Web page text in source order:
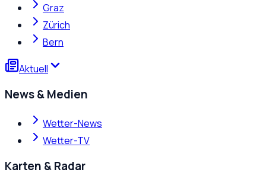
Graz
Zürich
Bern
Aktuell
News & Medien
Wetter-News
Wetter-TV
Karten & Radar